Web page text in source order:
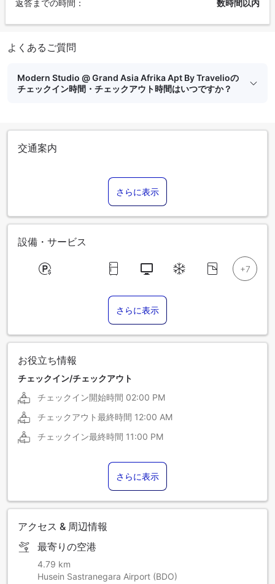
返答までの時間： 数時間以内
よくあるご質問
Modern Studio @ Grand Asia Afrika Apt By Travelioの
チェックイン時間・チェックアウト時間はいつですか？
交通案内
さらに表示
設備・サービス
さらに表示
お役立ち情報
チェックイン/チェックアウト
チェックイン開始時間 02:00 PM
チェックアウト最終時間 12:00 AM
チェックイン最終時間 11:00 PM
さらに表示
アクセス & 周辺情報
最寄りの空港
4.79 km
Husein Sastranegara Airport (BDO)